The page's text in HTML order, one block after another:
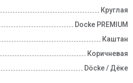
Круглая
Docke PREMIUM
Каштан
Коричневая
Döcke / Дёке